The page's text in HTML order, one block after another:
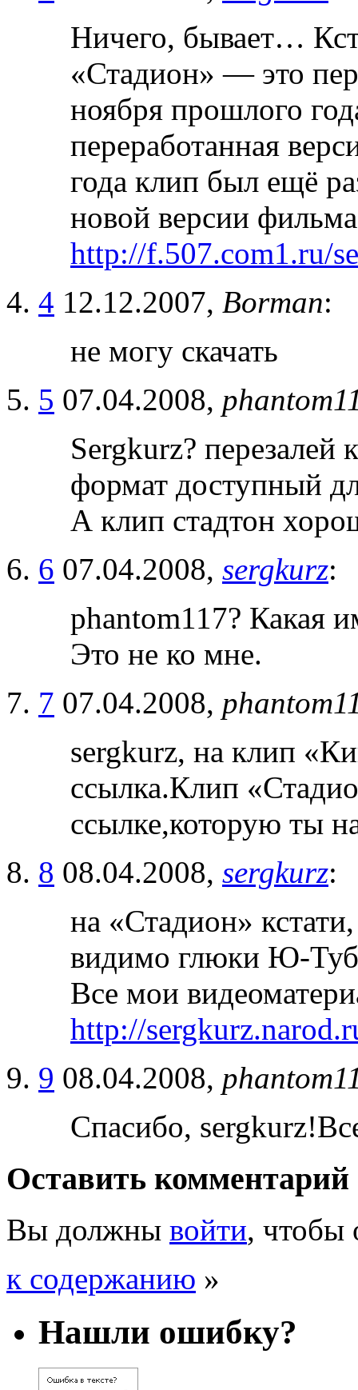
Ничего, бывает…
«Стадион» — это
ноября прошлого
переработанная
года клип был ещё
новой версии
http://f.507.com1.ru/
4 12.12.2007, Borman:
не могу скачать
5 07.04.2008,
Sergkurz?
формат доступный
А клип стадтон
6 07.04.2008, sergkurz:
phantom117? Какая
Это не ко мне.
7 07.04.2008,
sergkurz, на клип
ссылка.Клип
ссылке,которую ты
8 08.04.2008, sergkurz:
на «Стадион»
видимо глюки Ю-
Все мои
http://
9 08.04.2008,
Спасибо,
Оставить комментарий
Вы должны войти, чтобы
к содержанию »
Нашли ошибку?